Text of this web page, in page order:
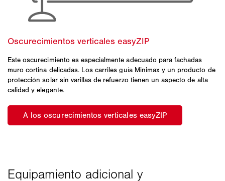
Este oscurecimiento es especialmente adecuado para fachadas
muro cortina delicadas. Los carriles guía Minimax y un producto de
protección solar sin varillas de refuerzo tienen un aspecto de alta
calidad y elegante.